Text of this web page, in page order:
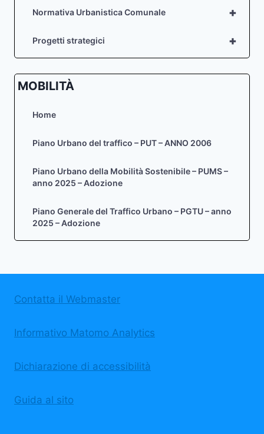
+
Normativa Urbanistica Comunale
+
Progetti strategici
MOBILITÀ
Home
Piano Urbano del traffico – PUT – ANNO 2006
Piano Urbano della Mobilità Sostenibile – PUMS –
anno 2025 – Adozione
Piano Generale del Traffico Urbano – PGTU – anno
2025 – Adozione
Contatta il Webmaster
Informativo Matomo Analytics
Dichiarazione di accessibilità
Guida al sito